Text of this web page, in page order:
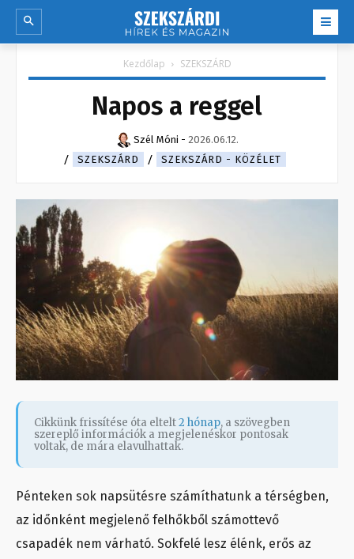
Kezdőlap SZEKSZÁRD
Napos a reggel
Szél Móni - 2026.06.12.
SZEKSZÁRD
SZEKSZÁRD - KÖZÉLET
Cikkünk frissítése óta eltelt2 hónap, a szövegben
szereplő információk a megjelenéskor pontosak
voltak, de mára elavulhattak.
Pénteken sok napsütésre számíthatunk a térségben,
az időnként megjelenő felhőkből számottevő
csapadék nem várható. Sokfelé lesz élénk, erős az